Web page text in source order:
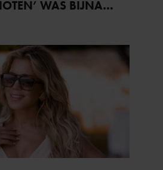
WAS BIJNA